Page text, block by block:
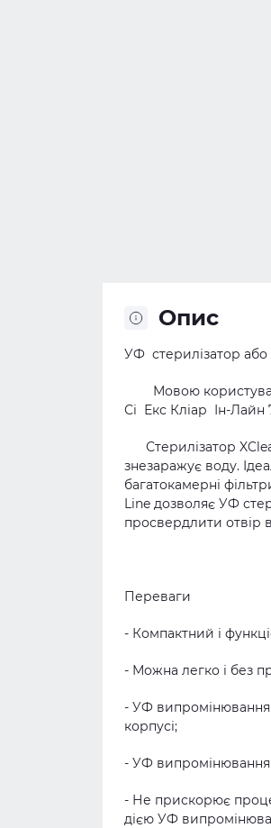
Опис
УФ стерилізатор або
Мовою
Сі Екс Кліар Ін-Лайн
Стерилізатор
знезаражує воду.
багатокамерні
Line дозволяє УФ
просвердлити отвір
Переваги
- Компактний і
- Можна легко і без
- УФ випромінювання
корпусі;
- УФ випромінювання
- Не прискорює
дією УФ